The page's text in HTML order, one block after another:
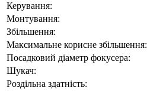
Керування:
Монтування:
Збільшення:
Максимальне корисне збільшення:
Посадковий діаметр фокусера:
Шукач:
Роздільна здатність: